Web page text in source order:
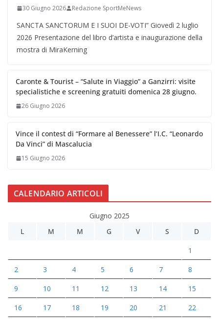
30 Giugno 2026 Redazione SportMeNews
SANCTA SANCTORUM E I SUOI DE-VOTI” Giovedì 2 luglio
2026 Presentazione del libro d’artista e inaugurazione della
mostra di MiraKerning
Caronte & Tourist – “Salute in Viaggio” a Ganzirri: visite
specialistiche e screening gratuiti domenica 28 giugno.
26 Giugno 2026
Vince il contest di “Formare al Benessere” l’I.C. “Leonardo
Da Vinci” di Mascalucia
15 Giugno 2026
CALENDARIO ARTICOLI
Giugno 2025
L
M M G V S D
1
2 3 4 5 6 7 8
9 10 11 12 13 14 15
16 17 18 19 20 21 22